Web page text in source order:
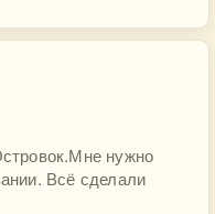
нужно
Всё сделали